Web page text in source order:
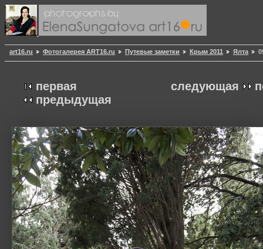
art16.ru Фотогалерея ART16.ru Путевые заметки Крым 2011 Ялта
следующая
первая
предыдущая